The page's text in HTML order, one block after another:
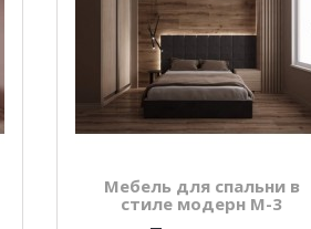
Мебель для спальни в
стиле модерн М-3